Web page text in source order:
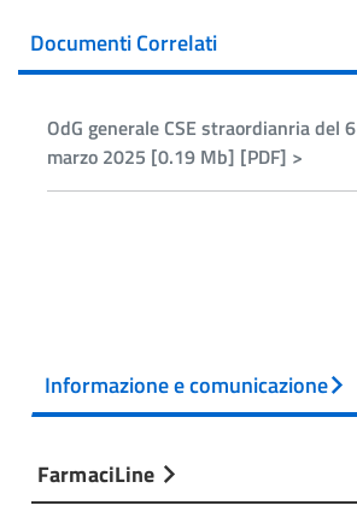
Documenti Correlati
OdG generale CSE straordianria del 6
marzo 2025 [0.19 Mb] [PDF] >
Informazione e comunicazione
FarmaciLine